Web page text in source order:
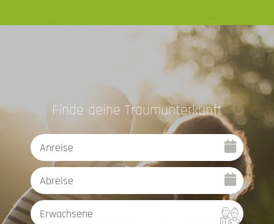
Finde deine Traumunterkunft